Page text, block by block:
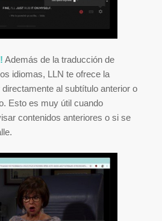
Además de la traducción de
idiomas, LLN te ofrece la
al subtítulo anterior o
Esto es muy útil cuando
contenidos anteriores o si se